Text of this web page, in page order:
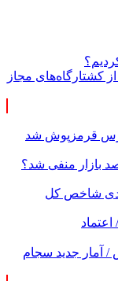
کشتارگاه‌های مجاز
بازار منفی شد؟
بورس / آمار جدید سجام